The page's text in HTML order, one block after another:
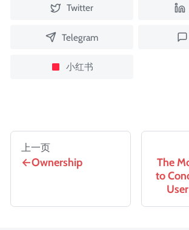
Twitter
Telegram
小红书
上一页
Ownership
The
to